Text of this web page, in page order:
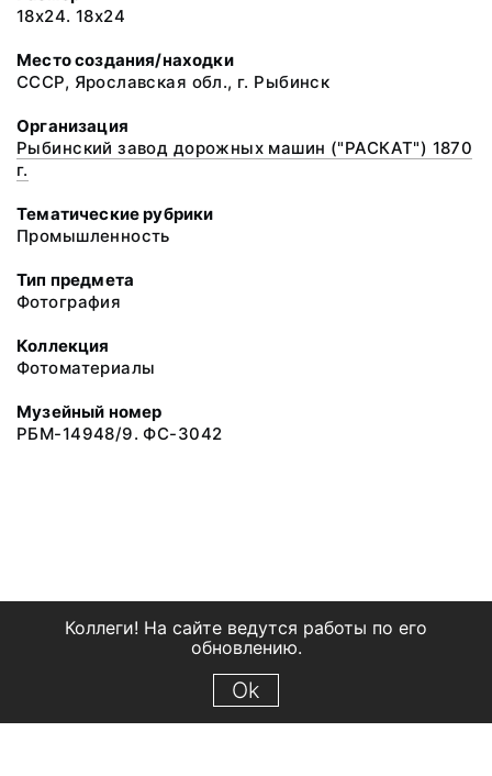
18х24. 18х24
Место создания/находки
СССР, Ярославская обл., г. Рыбинск
Организация
Рыбинский завод дорожных машин ("РАСКАТ") 1870
г.
Тематические рубрики
Промышленность
Тип предмета
Фотография
Коллекция
Фотоматериалы
Музейный номер
РБМ-14948/9. ФС-3042
Коллеги! На сайте ведутся работы по его
обновлению.
Ok